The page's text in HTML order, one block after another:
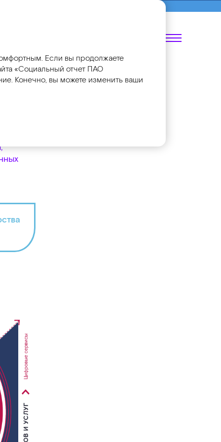
,
Если вы продолжаете
«Социальный отчет ПАО
Конечно, вы можете изменить ваши